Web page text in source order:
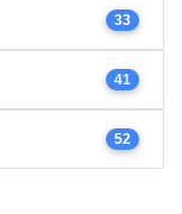
33
41
52